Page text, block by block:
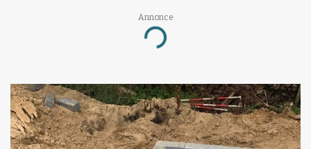
Annonce
Loading...